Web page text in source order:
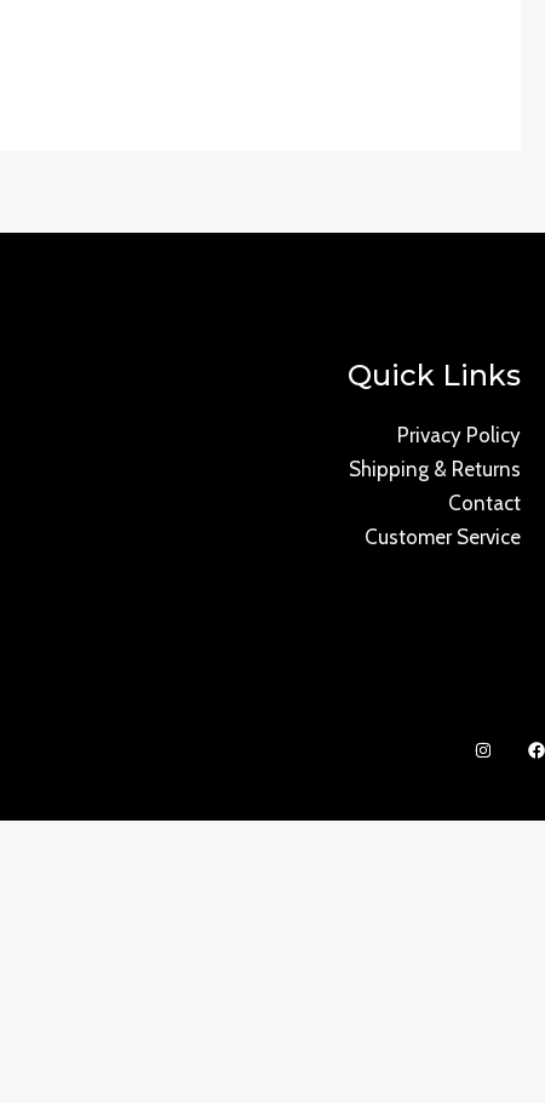
Quick Links
Privacy Policy
Shipping & Returns
Contact
Customer Service